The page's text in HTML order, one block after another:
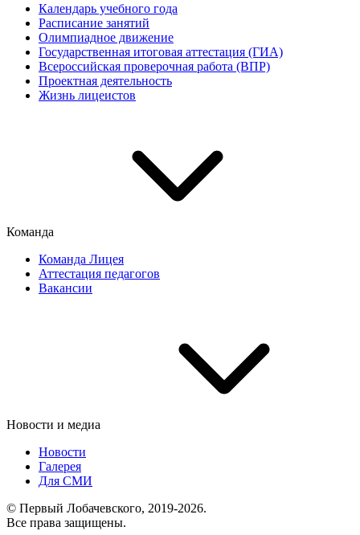
Календарь учебного года
Расписание занятий
Олимпиадное движение
Государственная итоговая аттестация (ГИА)
Всероссийская проверочная работа (ВПР)
Проектная деятельность
Жизнь лицеистов
Команда
Команда Лицея
Аттестация педагогов
Вакансии
Новости и медиа
Новости
Галерея
Для СМИ
© Первый Лобачевского, 2019-2026.
Все права защищены.